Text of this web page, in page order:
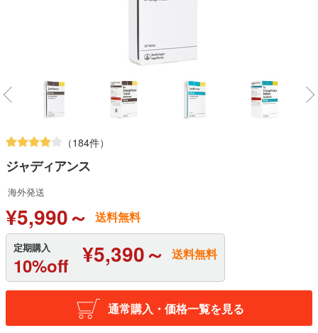
（184件）
ジャディアンス
海外発送
¥5,990～ 送料無料
定期購入
10%off ¥5,390～ 送料無料
通常購入・価格一覧を見る